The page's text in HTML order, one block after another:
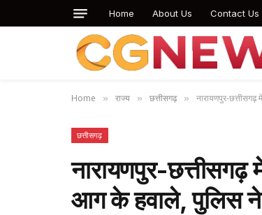
Home About Us Contact Us
Home » राज्य » छत्तीसगढ़ » नारायणपुर-
छत्तीसगढ़
नारायणपुर-छत्तीसगढ़
आग के हवाले, पुलिस ने